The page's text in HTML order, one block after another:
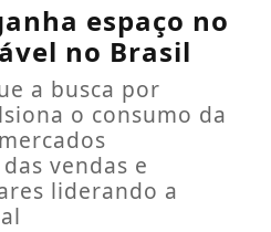
espaço no
no Brasil
a busca por
o consumo da
vendas e
liderando a